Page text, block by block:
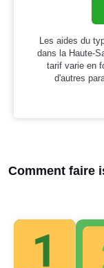
Les aides du
dans la Haute-
tarif varie en
d'autres
Comment faire